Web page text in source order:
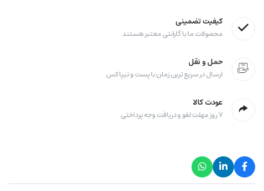
کیفیت تضمینی
محصولات ما با گارانتی معتبر هستند
حمل و نقل
ارسال در سریع ترین زمان با پست و تیپاکس
عودت کالا
۷ روز مهلت لغو و دریافت وجه پرداختی